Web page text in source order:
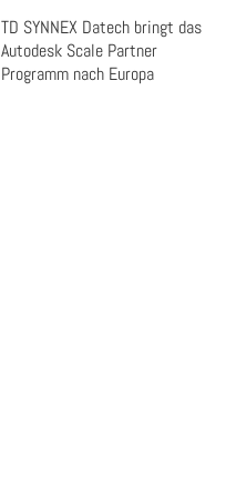
TD SYNNEX Datech bringt das
Autodesk Scale Partner
Programm nach Europa